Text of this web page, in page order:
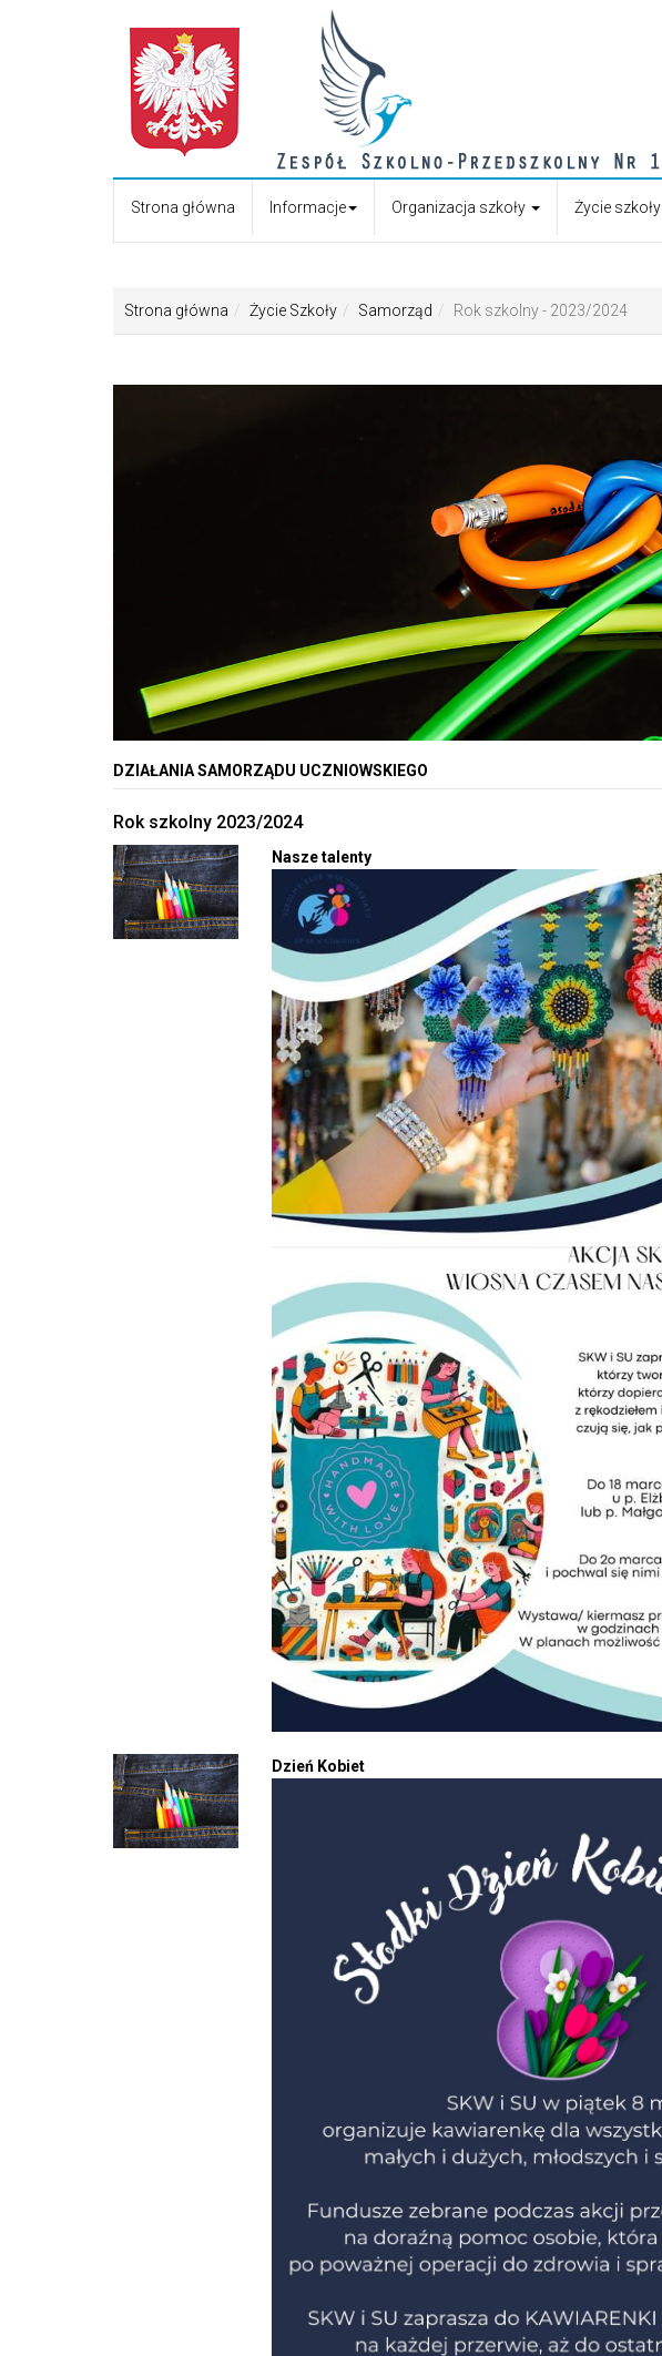
Strona główna Informacje Organizacja szkoły Życie szkoły
Strona główna Życie Szkoły Samorząd Rok szkolny - 2023/2024
DZIAŁANIA SAMORZĄDU UCZNIOWSKIEGO
Rok szkolny 2023/2024
Nasze talenty
Dzień Kobiet